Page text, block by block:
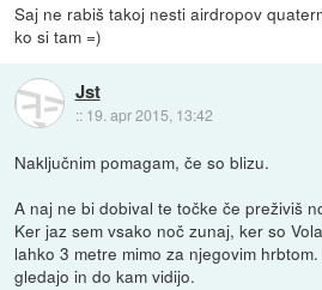
Saj ne rabiš takoj nesti airdropov
ko si tam =)
Jst
:: 19. apr 2015, 13:42
Naključnim pomagam, če so blizu.
A naj ne bi dobival te točke če preživiš
Ker jaz sem vsako noč zunaj, ker so
lahko 3 metre mimo za njegovim
gledajo in do kam vidijo.